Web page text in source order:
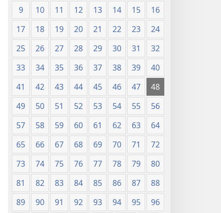
9
10 11 12 13 14 15
16
17
18 19 20 21 22 23
24
25
26 27 28 29 30 31
32
33
34 35 36 37 38 39
40
41
42 43 44 45 46 47
48
49
50 51 52 53 54 55
56
57
58 59 60 61 62 63
64
65
66 67 68 69 70 71
72
73
74 75 76 77 78 79
80
81
82 83 84 85 86 87
88
89
90 91 92 93 94 95
96